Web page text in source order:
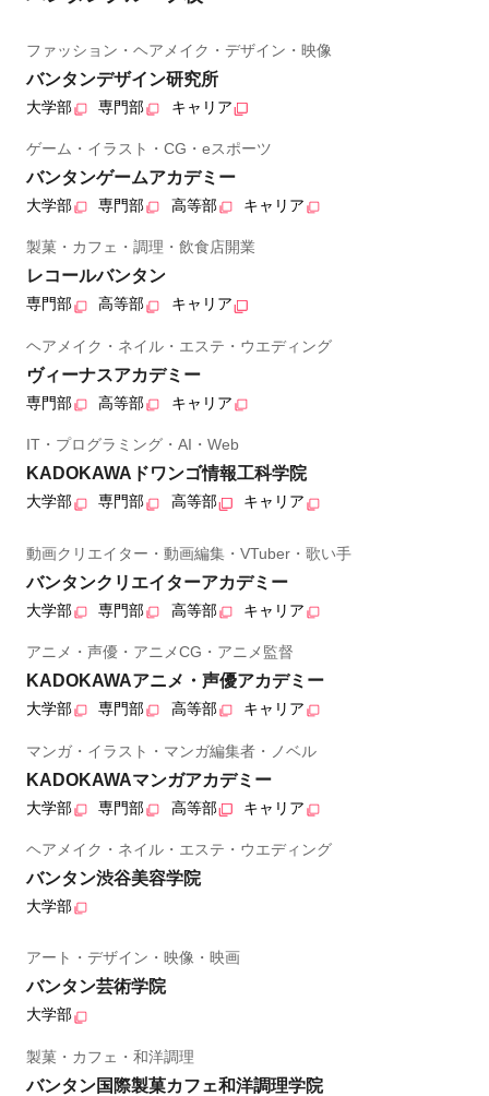
ファッション・ヘアメイク・デザイン・映像
バンタンデザイン研究所
大学部 専門部 キャリア
ゲーム・イラスト・CG・eスポーツ
バンタンゲームアカデミー
大学部 専門部 高等部 キャリア
製菓・カフェ・調理・飲食店開業
レコールバンタン
専門部 高等部 キャリア
ヘアメイク・ネイル・エステ・ウエディング
ヴィーナスアカデミー
専門部 高等部 キャリア
IT・プログラミング・AI・Web
KADOKAWAドワンゴ情報工科学院
大学部 専門部 高等部 キャリア
動画クリエイター・動画編集・VTuber・歌い手
バンタンクリエイターアカデミー
大学部 専門部 高等部 キャリア
アニメ・声優・アニメCG・アニメ監督
KADOKAWAアニメ・声優アカデミー
大学部 専門部 高等部 キャリア
マンガ・イラスト・マンガ編集者・ノベル
KADOKAWAマンガアカデミー
大学部 専門部 高等部 キャリア
ヘアメイク・ネイル・エステ・ウエディング
バンタン渋谷美容学院
大学部
アート・デザイン・映像・映画
バンタン芸術学院
大学部
製菓・カフェ・和洋調理
バンタン国際製菓カフェ和洋調理学院